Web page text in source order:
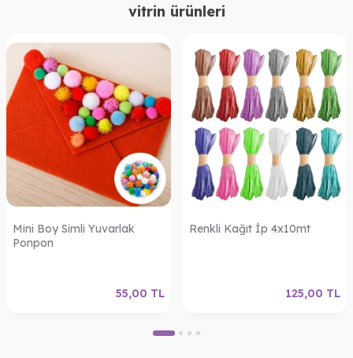
vitrin ürünleri
Mini Boy Simli Yuvarlak
Ponpon
55,00 TL
Renkli Kağıt İp 4x10mt
125,00 TL